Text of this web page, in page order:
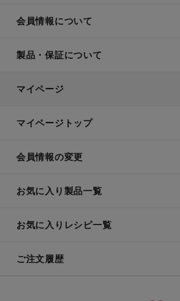
会員情報について
製品・保証について
マイページ
マイページトップ
会員情報の変更
お気に入り製品一覧
お気に入りレシピ一覧
ご注文履歴